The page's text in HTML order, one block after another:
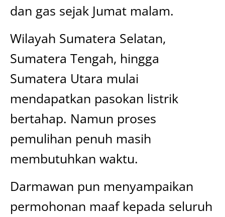
dan gas sejak Jumat malam.
Wilayah Sumatera Selatan,
Sumatera Tengah, hingga
Sumatera Utara mulai
mendapatkan pasokan listrik
bertahap. Namun proses
pemulihan penuh masih
membutuhkan waktu.
Darmawan pun menyampaikan
permohonan maaf kepada seluruh